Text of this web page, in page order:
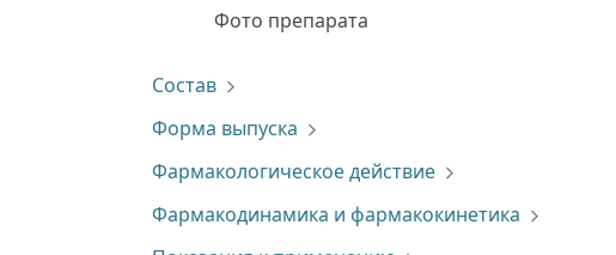
Фото препарата
Состав
Форма выпуска
Фармакологическое действие
Фармакодинамика и фармакокинетика